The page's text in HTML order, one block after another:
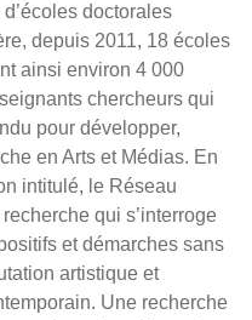
doctorales
depuis 2011, 18 écoles
ainsi environ 4 000
chercheurs qui
pour développer,
en Arts et Médias. En
intitulé, le Réseau
qui s’interroge
et démarches sans
artistique et
Une recherche